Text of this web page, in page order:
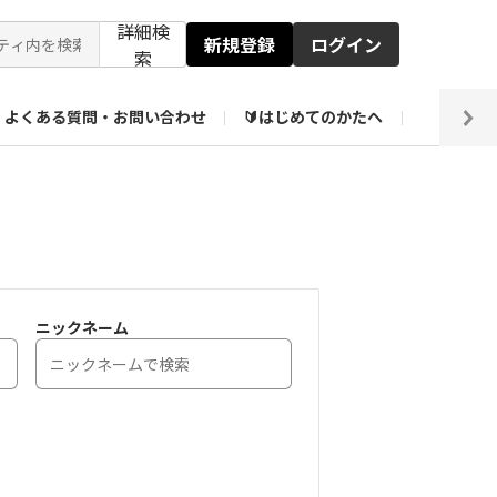
詳細検
索
新規登録 ログイン
よくある質問・お問い合わせ 🔰はじめてのかたへ 編集
ニックネーム